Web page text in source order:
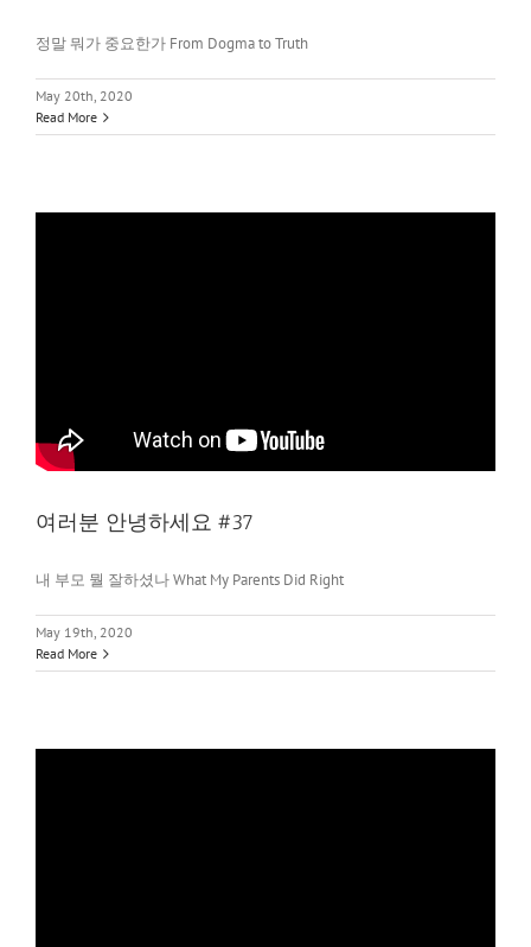
정말 뭐가 중요한가 From Dogma to Truth
May 20th, 2020
Read More
여러분 안녕하세요 #37
내 부모 뭘 잘하셨나 What My Parents Did Right
May 19th, 2020
Read More